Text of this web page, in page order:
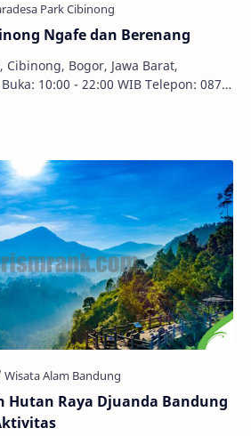
Ngafe dan Berenang
Cibinong, Bogor, Jawa Barat,
10:00 - 22:00 WIB Telepon: 0878-
Hutan Raya Djuanda Bandung